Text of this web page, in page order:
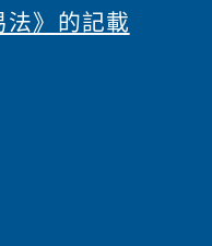
法》的記載